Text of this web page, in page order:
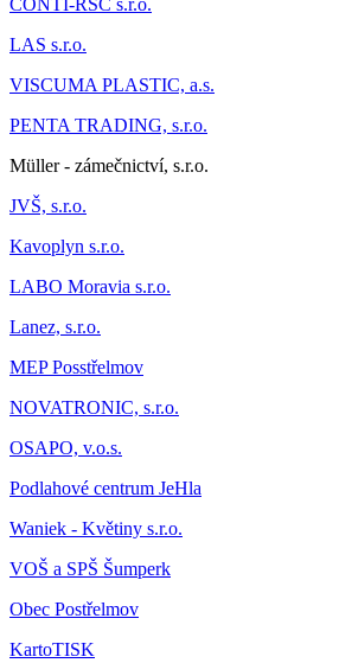
CONTI-RSC s.r.o.
LAS s.r.o.
VISCUMA PLASTIC, a.s.
PENTA TRADING, s.r.o.
Müller - zámečnictví, s.r.o.
JVŠ, s.r.o.
Kavoplyn s.r.o.
LABO Moravia s.r.o.
Lanez, s.r.o.
MEP Posstřelmov
NOVATRONIC, s.r.o.
OSAPO, v.o.s.
Podlahové centrum JeHla
Waniek - Květiny s.r.o.
VOŠ a SPŠ Šumperk
Obec Postřelmov
KartoTISK